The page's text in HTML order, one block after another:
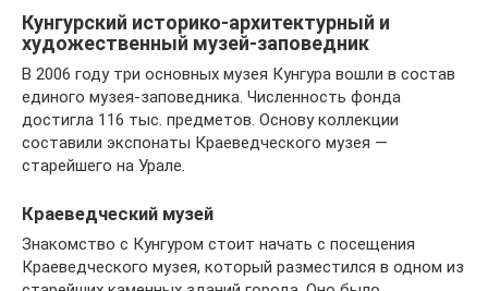
Кунгурский историко-архитектурный и
художественный музей-заповедник
В 2006 году три основных музея Кунгура вошли в состав
единого музея-заповедника. Численность фонда
достигла 116 тыс. предметов. Основу коллекции
составили экспонаты Краеведческого музея —
старейшего на Урале.
Краеведческий музей
Знакомство с Кунгуром стоит начать с посещения
Краеведческого музея, который разместился в одном из